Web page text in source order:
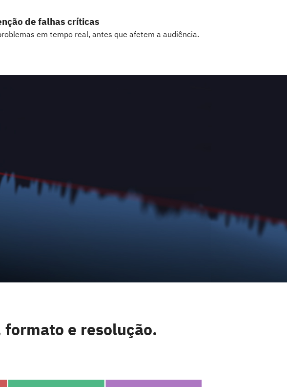
de falhas críticas
em tempo real, antes que afetem a audiência.
e resolução.